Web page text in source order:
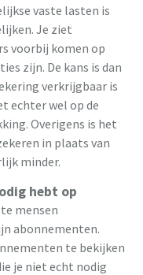
vaste lasten is
Je ziet
voorbij komen op
zijn. De kans is dan
verkrijgbaar is
echter wel op de
Overigens is het
in plaats van
minder.
hebt op
mensen
abonnementen.
te bekijken
je niet echt nodig